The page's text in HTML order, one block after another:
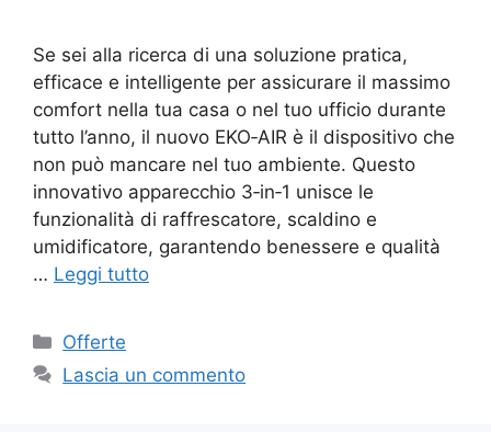
Se sei alla ricerca di una soluzione pratica,
efficace e intelligente per assicurare il massimo
comfort nella tua casa o nel tuo ufficio durante
tutto l’anno, il nuovo EKO‑AIR è il dispositivo che
non può mancare nel tuo ambiente. Questo
innovativo apparecchio 3‑in‑1 unisce le
funzionalità di raffrescatore, scaldino e
umidificatore, garantendo benessere e qualità
… Leggi tutto
Categorie
Offerte
Lascia un commento